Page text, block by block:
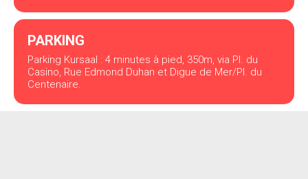
PARKING
Parking Kursaal : 4 minutes à pied, 350m, via Pl. du
Casino, Rue Edmond Duhan et Digue de Mer/Pl. du
Centenaire.